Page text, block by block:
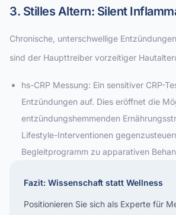
3. Stilles Altern: Silent
Chronische, unterschwellige
sind der Haupttreiber vorzeitiger
hs-CRP Messung: Ein sensitiver CRP-
Entzündungen auf. Dies eröffnet die
entzündungshemmenden
Lifestyle-Interventionen
Begleitprogramm zu apparativen
Fazit: Wissenschaft statt Wellness
Positionieren Sie sich als Experte für